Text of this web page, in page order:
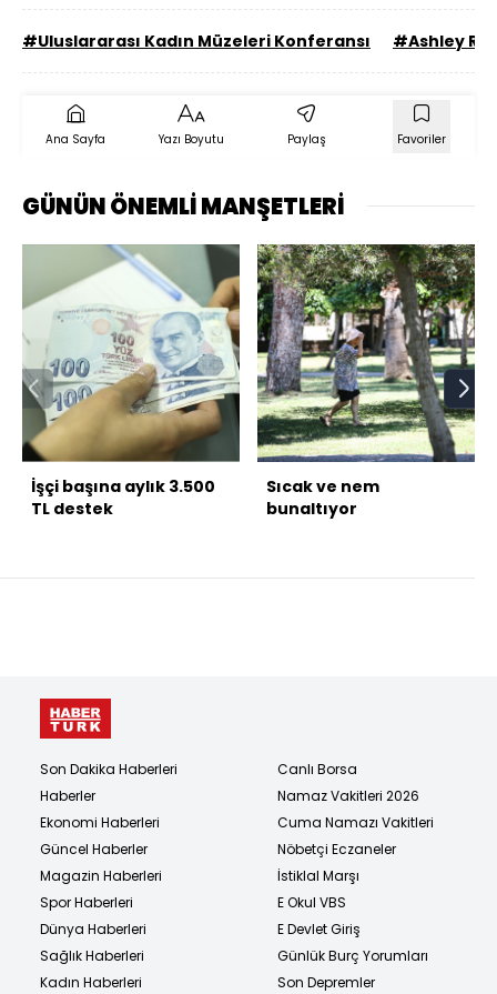
#Uluslararası Kadın Müzeleri Konferansı #Ashley
Ana Sayfa Yazı Boyutu Paylaş Favoriler
GÜNÜN ÖNEMLİ MANŞETLERİ
İşçi başına aylık 3.500
TL destek
Sıcak ve nem
bunaltıyor
Son Dakika Haberleri
Haberler
Ekonomi Haberleri
Güncel Haberler
Magazin Haberleri
Spor Haberleri
Dünya Haberleri
Sağlık Haberleri
Kadın Haberleri
Canlı Borsa
Namaz Vakitleri 2026
Cuma Namazı Vakitleri
Nöbetçi Eczaneler
İstiklal Marşı
E Okul VBS
E Devlet Giriş
Günlük Burç Yorumları
Son Depremler